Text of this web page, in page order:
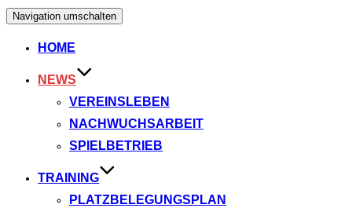
Navigation umschalten
HOME
NEWS
VEREINSLEBEN
NACHWUCHSARBEIT
SPIELBETRIEB
TRAINING
PLATZBELEGUNGSPLAN